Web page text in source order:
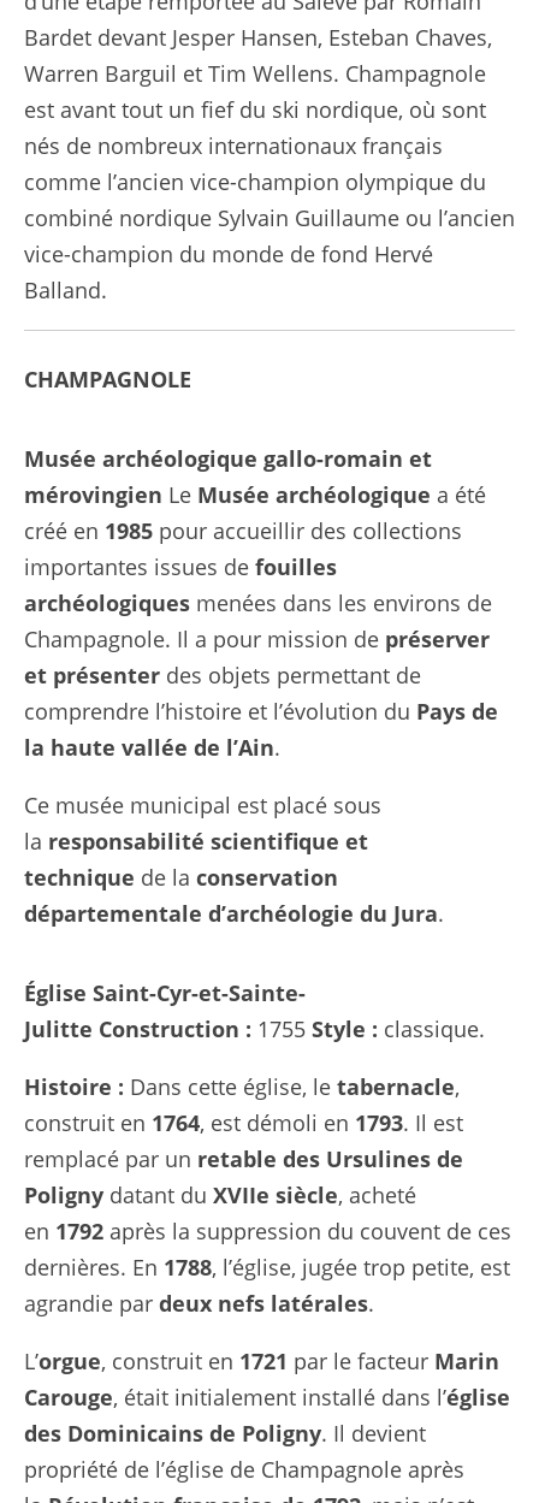
Bardet devant Jesper Hansen, Esteban Chaves,
Warren Barguil et Tim Wellens. Champagnole
est avant tout un fief du ski nordique, où sont
nés de nombreux internationaux français
comme l’ancien vice-champion olympique du
combiné nordique Sylvain Guillaume ou l’ancien
vice-champion du monde de fond Hervé
Balland.
CHAMPAGNOLE
Musée archéologique gallo-romain et
mérovingien Le Musée archéologique a été
créé en 1985 pour accueillir des collections
importantes issues de fouilles
archéologiques menées dans les environs de
Champagnole. Il a pour mission de préserver
et présenter des objets permettant de
comprendre l’histoire et l’évolution du Pays de
la haute vallée de l’Ain.
Ce musée municipal est placé sous
la responsabilité scientifique et
technique de la conservation
départementale d’archéologie du Jura.
Église Saint-Cyr-et-Sainte-
Julitte Construction : 1755 Style : classique.
Histoire : Dans cette église, le tabernacle,
construit en 1764, est démoli en 1793. Il est
remplacé par un retable des Ursulines de
Poligny datant du XVIIe siècle, acheté
en 1792 après la suppression du couvent de ces
dernières. En 1788, l’église, jugée trop petite, est
agrandie par deux nefs latérales.
L’orgue, construit en 1721 par le facteur Marin
Carouge, était initialement installé dans l’église
des Dominicains de Poligny. Il devient
propriété de l’église de Champagnole après